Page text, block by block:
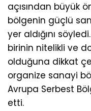
açısından büyük
bölgenin güçlü
yer aldığını
birinin nitelikli ve
olduğuna dikkat
organize sanayi
Avrupa Serbest
etti.